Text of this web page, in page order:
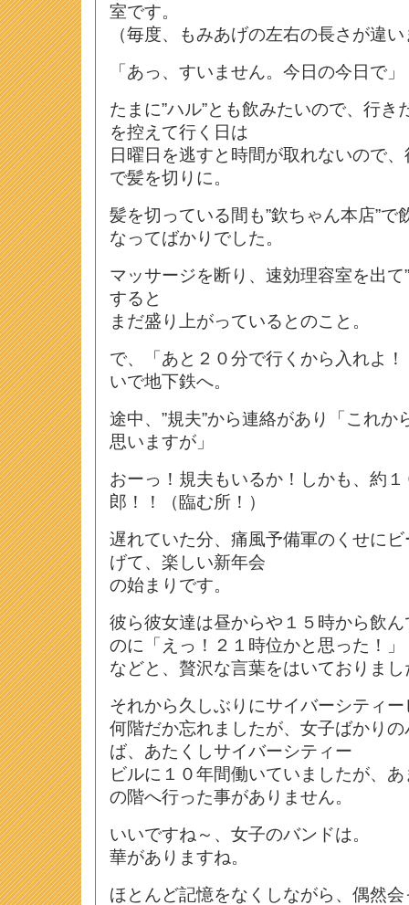
室です。
（毎度、もみあげの左右の長さが違
「あっ、すいません。今日の今日で
たまに”ハル”とも飲みたいので、行
を控えて行く日は
日曜日を逃すと時間が取れないので
で髪を切りに。
髪を切っている間も”欽ちゃん本店”で
なってばかりでした。
マッサージを断り、速効理容室を出て
すると
まだ盛り上がっているとのこと。
で、「あと２０分で行くから入れよ
いで地下鉄へ。
途中、”規夫”から連絡があり「これか
思いますが」
おーっ！規夫もいるか！しかも、約
郎！！（臨む所！）
遅れていた分、痛風予備軍のくせに
げて、楽しい新年会
の始まりです。
彼ら彼女達は昼からや１５時から飲
のに「えっ！２１時位かと思った！」
などと、贅沢な言葉をはいておりまし
それから久しぶりにサイバーシティ
何階だか忘れましたが、女子ばかり
ば、あたくしサイバーシティー
ビルに１０年間働いていましたが、
の階へ行った事がありません。
いいですね～、女子のバンドは。
華がありますね。
ほとんど記憶をなくしながら、偶然